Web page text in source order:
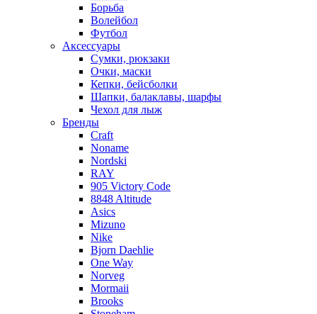
Борьба
Волейбол
Футбол
Аксессуары
Сумки, рюкзаки
Очки, маски
Кепки, бейсболки
Шапки, балаклавы, шарфы
Чехол для лыж
Бренды
Craft
Noname
Nordski
RAY
905 Victory Code
8848 Altitude
Asics
Mizuno
Nike
Bjorn Daehlie
One Way
Norveg
Mormaii
Brooks